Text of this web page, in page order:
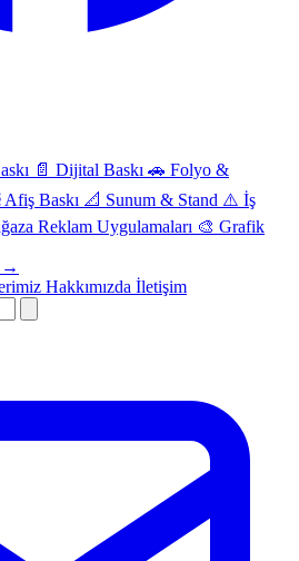
📄 Dijital Baskı 🚗 Folyo &
Afiş Baskı 📐 Sunum & Stand ⚠️ İş
Reklam Uygulamaları 🎨 Grafik
→
Hakkımızda İletişim